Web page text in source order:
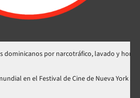
por narcotráfico, lavado y homicidio
estreno mundial en el Festival de Cine de